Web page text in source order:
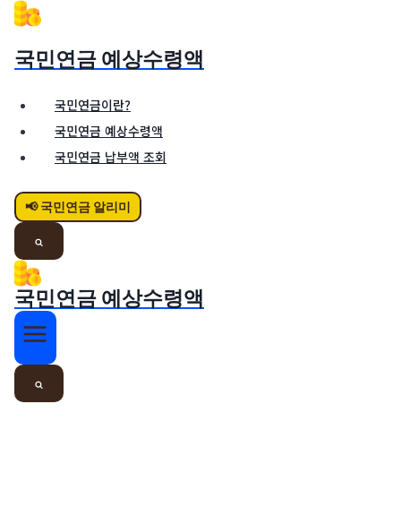
Skip
content
국민연금 예상수령액
국민연금이란?
국민연금 예상수령액
국민연금 납부액 조회
📢 국민연금 알리미
국민연금 예상수령액